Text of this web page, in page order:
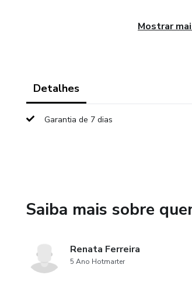
Caderno de
Mostrar
Detalhes
Garantia de 7 dias
Saiba mais sobre
Renata Ferreira
5 Ano Hotmarter